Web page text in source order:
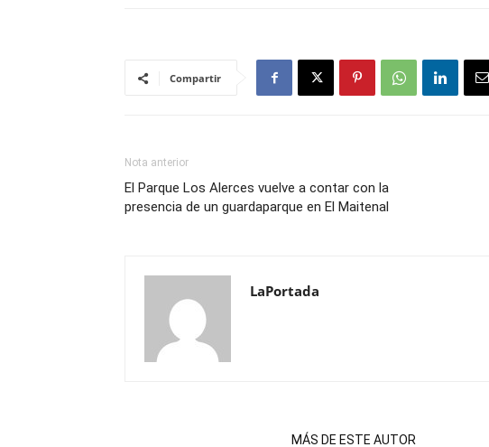
Compartir
Nota anterior
El Parque Los Alerces vuelve a contar con la
presencia de un guardaparque en El Maitenal
LaPortada
MÁS DE ESTE AUTOR